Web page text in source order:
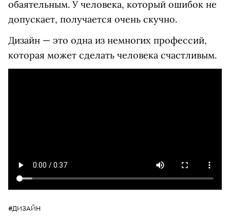
обаятельным. У человека, который ошибок не
допускает, получается очень cкучно.
Дизайн — это одна из немногих профессий,
которая может сделать человека счастливым.
#ДИЗАЙН